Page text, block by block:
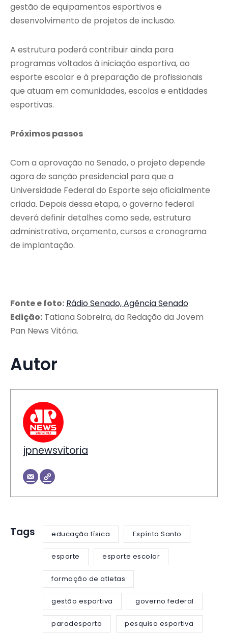
gestão de equipamentos esportivos e
desenvolvimento de projetos de inclusão.
A estrutura poderá contribuir ainda para
programas voltados à iniciação esportiva, ao
esporte escolar e à preparação de profissionais
que atuam em comunidades, escolas e entidades
esportivas.
Próximos passos
Com a aprovação no Senado, o projeto depende
agora de sanção presidencial para que a
Universidade Federal do Esporte seja oficialmente
criada. Depois dessa etapa, o governo federal
deverá definir detalhes como sede, estrutura
administrativa, orçamento, cursos e cronograma
de implantação.
Fonte e foto: Rádio Senado, Agência Senado
Edição: Tatiana Sobreira, da Redação da Jovem
Pan News Vitória.
Autor
jpnewsvitoria
Tags educação física Espírito Santo
esporte esporte escolar
formação de atletas
gestão esportiva governo federal
paradesporto pesquisa esportiva